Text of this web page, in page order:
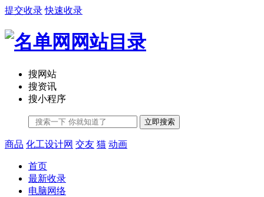
提交收录 快速收录
搜网站
搜资讯
搜小程序
立即搜索
商品 化工设计网 交友 猫 动画
首页
最新收录
电脑网络